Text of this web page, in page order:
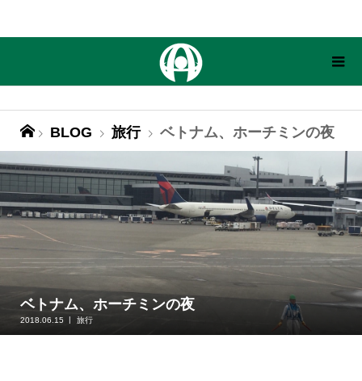
BLOG 旅行 ベトナム、ホーチミンの夜
ベトナム、ホーチミンの夜
2018.06.15 旅行